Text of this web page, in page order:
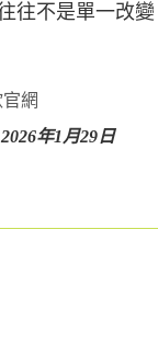
往不是單一改
官網
年1月29日